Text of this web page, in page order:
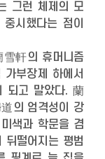
그런 체제의 모
시했다는 점이
雪軒의 휴머니즘
부장제 하에서
되고 말았다. 蘭
의 엄격성이 강
색과 학문을 겸
뒤떨어지는 평범